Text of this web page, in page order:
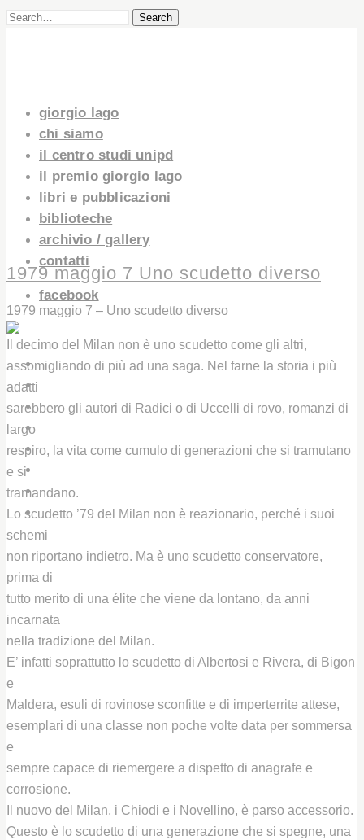
Search
giorgio lago
chi siamo
il centro studi unipd
il premio giorgio lago
libri e pubblicazioni
biblioteche
archivio / gallery
contatti
facebook
GIORGIO LAGO
IL CENTRO STUDI UNIPD
LIBRI E PUBBLICAZIONI
ARCHIVIO / GALLERY
CONTATTI
1979 maggio 7 Uno scudetto diverso
1979 maggio 7 – Uno scudetto diverso
Il decimo del Milan non è uno scudetto come gli altri,
assomigliando di più ad una saga. Nel farne la storia i più
adatti
sarebbero gli autori di Radici o di Uccelli di rovo, romanzi di
largo
respiro, la vita come cumulo di generazioni che si tramutano
e si
tramandano.
Lo scudetto ’79 del Milan non è reazionario, perché i suoi
schemi
non riportano indietro. Ma è uno scudetto conservatore,
prima di
tutto merito di una élite che viene da lontano, da anni
incarnata
nella tradizione del Milan.
E’ infatti soprattutto lo scudetto di Albertosi e Rivera, di Bigon
e
Maldera, esuli di rovinose sconfitte e di imperterrite attese,
esemplari di una classe non poche volte data per sommersa
e
sempre capace di riemergere a dispetto di anagrafe e
corrosione.
Il nuovo del Milan, i Chiodi e i Novellino, è parso accessorio.
Questo è lo scudetto di una generazione che si spegne, una